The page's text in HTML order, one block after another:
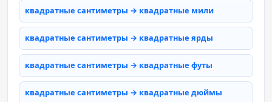
квадратные сантиметры → квадратные мили
квадратные сантиметры → квадратные ярды
квадратные сантиметры → квадратные футы
квадратные сантиметры → квадратные дюймы